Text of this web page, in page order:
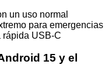
un uso normal
para emergencias
rápida USB-C
15 y el